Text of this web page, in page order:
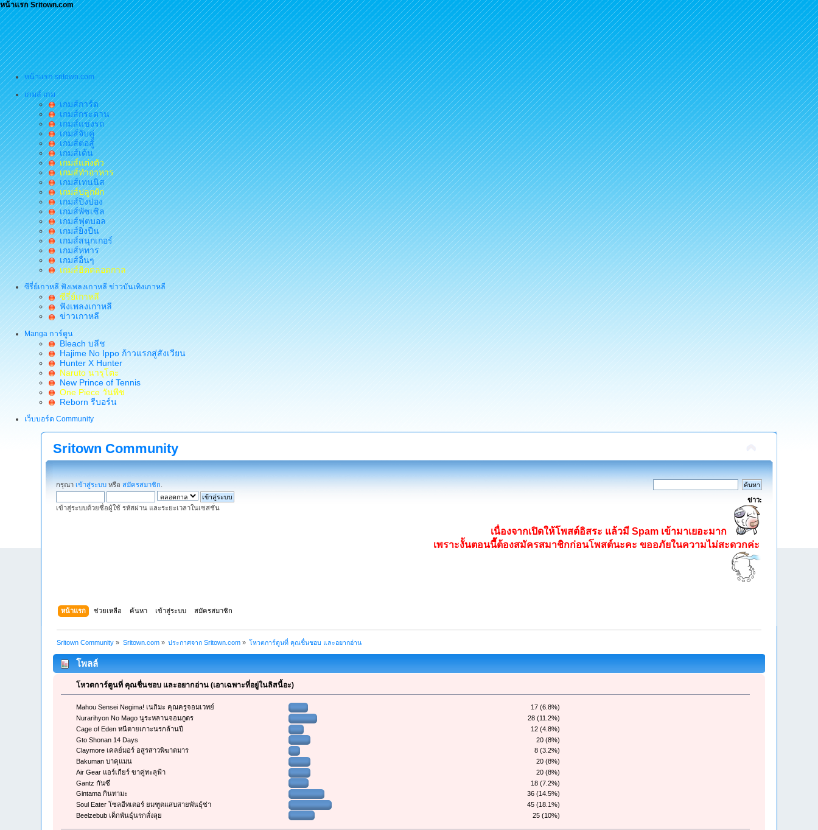
หน้าแรก Sritown.com
หน้าแรก sritown.com
เกมส์ เกม
เกมส์การ์ด
เกมส์กระดาน
เกมส์แข่งรถ
เกมส์จับคู่
เกมส์ต่อสู้
เกมส์เต้น
เกมส์แต่งตัว
เกมส์ทำอาหาร
เกมส์เทนนิส
เกมส์ปลูกผัก
เกมส์ปิงปอง
เกมส์พัซเซิล
เกมส์ฟุตบอล
เกมส์ยิงปืน
เกมส์สนุกเกอร์
เกมส์หทาร
เกมส์อื่นๆ
เกมส์ฮิตตลอดกาล
ซีรี่ย์เกาหลี ฟังเพลงเกาหลี ข่าวบันเทิงเกาหลี
ซีรี่ย์เกาหลี
ฟังเพลงเกาหลี
ข่าวเกาหลี
Manga การ์ตูน
Bleach บลีช
Hajime No Ippo ก้าวแรกสู่สังเวียน
Hunter X Hunter
Naruto นารุโตะ
New Prince of Tennis
One Piece วันพีช
Reborn รีบอร์น
เว็บบอร์ด Community
Sritown Community
กรุณา เข้าสู่ระบบ หรือสมัครสมาชิก
เข้าสู่ระบบด้วยชื่อผู้ใช้ รหัสผ่าน และระยะเวลาในเซสชั่น
ข่าว:
เนื่องจากเปิดให้โพสต์อิสระ แล้วมี Spam เข้ามาเยอะมาก
เพราะงั้นตอนนี้ต้องสมัครสมาชิกก่อนโพสต์นะคะ ขออภัยในความไม่สะดวกค่ะ
หน้าแรก ช่วยเหลือ ค้นหา เข้าสู่ระบบ สมัครสมาชิก
Sritown Community » Sritown.com» ประกาศจาก Sritown.com » โหวตการ์ตูนที่ คุณชื่นชอบ และอยากอ่าน
โพลล์
โหวตการ์ตูนที่ คุณชื่นชอบ และอยากอ่าน (เอาเฉพาะที่อยู่ในลิสนี้อะ)
Mahou Sensei Negima! เนกิมะ คุณครูจอมเวทย์
17 (6.8%)
Nurarihyon No Mago นูระหลานจอมภูตร
28 (11.2%)
Cage of Eden หนีตายเกาะนรกล้านปี
12 (4.8%)
Gto Shonan 14 Days
20 (8%)
Claymore เคลย์มอร์ อสูรสาวพิฆาตมาร
8 (3.2%)
Bakuman บาคุแมน
20 (8%)
Air Gear แอร์เกียร์ ขาคู่ทะลุฟ้า
20 (8%)
Gantz กันซึ
18 (7.2%)
Gintama กินทามะ
36 (14.5%)
Soul Eater โซลอีทเตอร์ ยมฑูตแสบสายพันธุ์ซ่า
45 (18.1%)
Beelzebub เด็กพันธุ์นรกสั่งลุย
25 (10%)